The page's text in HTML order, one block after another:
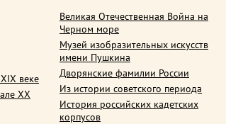
веке
ХХ
Великая Отечественная Война на
Черном море
Музей изобразительных искусств
имени Пушкина
Дворянские фамилии России
Из истории советского периода
История российских кадетских
корпусов